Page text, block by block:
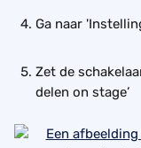
Ga naar
Zet de
delen on stage’